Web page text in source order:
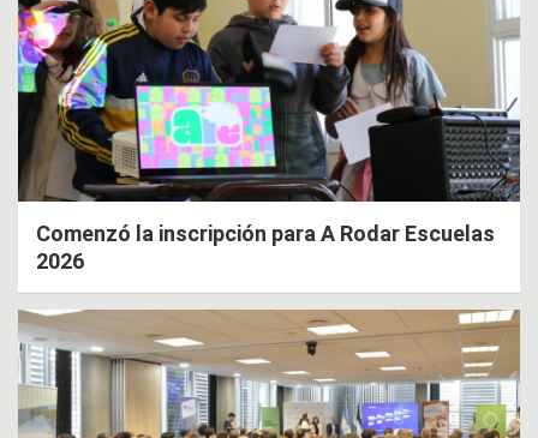
Comenzó la inscripción para A Rodar Escuelas
2026